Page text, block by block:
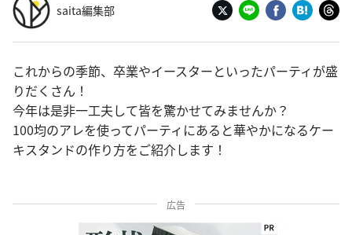
saita編集部
これからの季節、卒業やイースターといったパーティが盛
りだくさん！
今年は是非一工夫して皆を驚かせてみませんか？
100均のアレを使ってパーティにあると華やかになるケー
キスタンドの作り方をご紹介します！
広告